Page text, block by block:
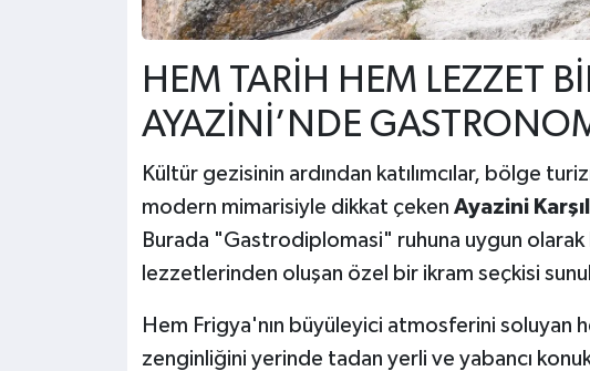
HEM TARİH HEM LEZZET
AYAZİNİ’NDE
Kültür gezisinin ardından katılımcılar, bölge
modern mimarisiyle dikkat çeken Ayazini
Burada "Gastrodiplomasi" ruhuna uygun
lezzetlerinden oluşan özel bir ikram seçkisi
Hem Frigya'nın büyüleyici atmosferini soluyan
zenginliğini yerinde tadan yerli ve yabancı